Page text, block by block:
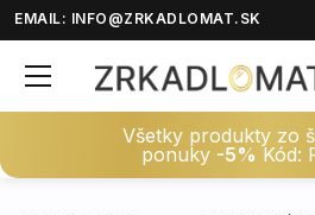
EMAIL: INFO@ZRKADLOMAT.SK
Všetky produkty zo
ponuky -5% Kód: